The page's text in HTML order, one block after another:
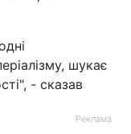
шукає
- сказав
Реклама